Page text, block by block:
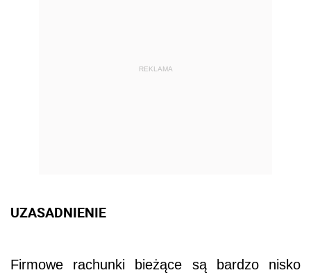
REKLAMA
UZASADNIENIE
Firmowe rachunki bieżące są bardzo nisko